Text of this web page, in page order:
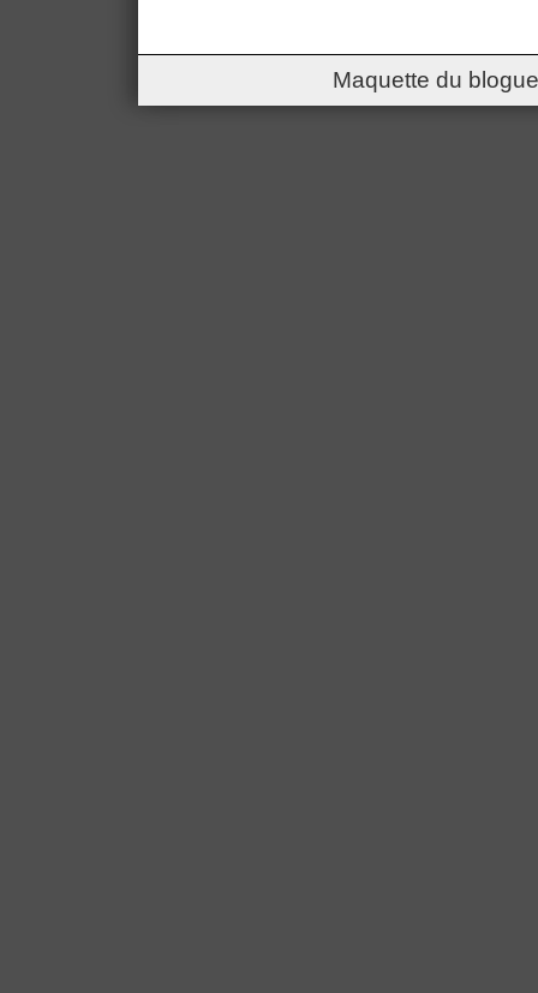
Maquette du